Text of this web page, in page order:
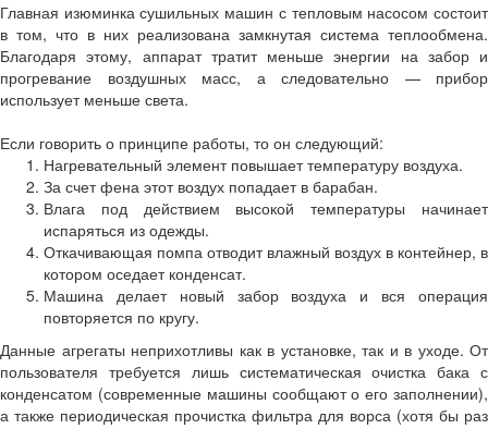
Главная изюминка сушильных машин с тепловым насосом состоит
в том, что в них реализована замкнутая система теплообмена.
Благодаря этому, аппарат тратит меньше энергии на забор и
прогревание воздушных масс, а следовательно — прибор
использует меньше света.
Если говорить о принципе работы, то он следующий:
Нагревательный элемент повышает температуру воздуха.
За счет фена этот воздух попадает в барабан.
Влага под действием высокой температуры начинает
испаряться из одежды.
Откачивающая помпа отводит влажный воздух в контейнер, в
котором оседает конденсат.
Машина делает новый забор воздуха и вся операция
повторяется по кругу.
Данные агрегаты неприхотливы как в установке, так и в уходе. От
пользователя требуется лишь систематическая очистка бака с
конденсатом (современные машины сообщают о его заполнении),
а также периодическая прочистка фильтра для ворса (хотя бы раз